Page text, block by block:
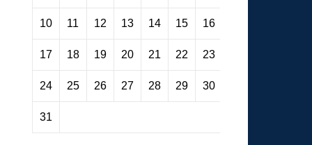
10 11 12 13 14 15 16
17 18 19 20 21 22 23
24 25 26 27 28 29 30
31